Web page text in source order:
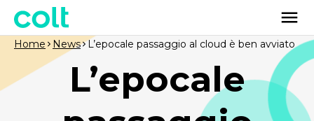
L’epocale
Home News L’epocale passaggio al cloud è ben avviato